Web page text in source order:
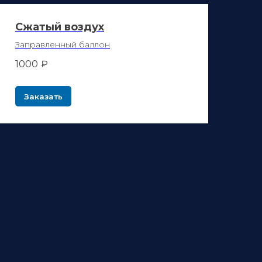
Сжатый воздух
Заправленный баллон
1000 ₽
Заказать
ОБОРУДОВАНИЕ